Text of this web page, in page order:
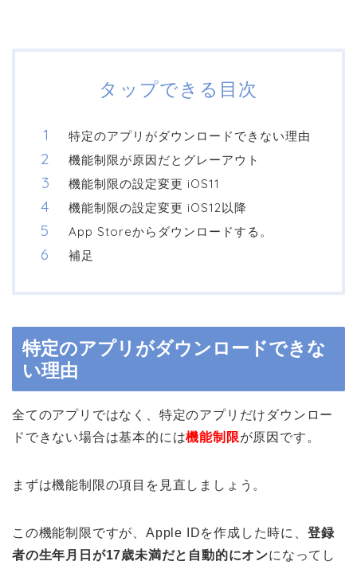
タップできる目次
特定のアプリがダウンロードできない理由
機能制限が原因だとグレーアウト
機能制限の設定変更 iOS11
機能制限の設定変更 iOS12以降
App Storeからダウンロードする。
補足
特定のアプリがダウンロードできな
い理由
全てのアプリではなく、特定のアプリだけダウンロー
ドできない場合は基本的には機能制限が原因です。
まずは機能制限の項目を見直しましょう。
この機能制限ですが、Apple IDを作成した時に、 登録
者の生年月日が17歳未満だと自動的にオンになってし